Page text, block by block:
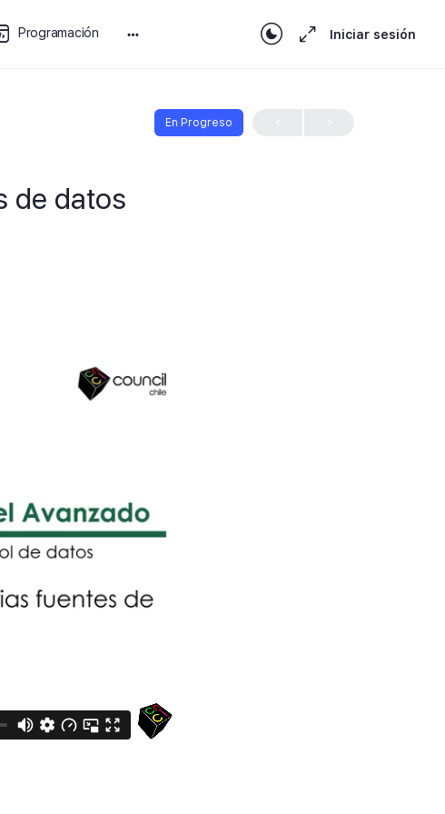
Programación Iniciar sesión
En Progreso
de datos